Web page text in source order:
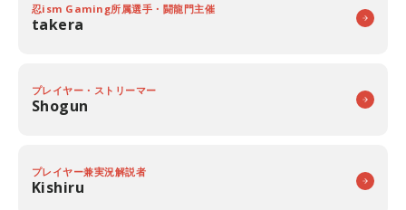
忍ism Gaming所属選手・闘龍門主催
takera
プレイヤー・ストリーマー
Shogun
プレイヤー兼実況解説者
Kishiru